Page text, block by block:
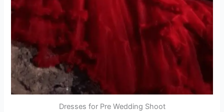
Dresses for Pre Wedding Shoot